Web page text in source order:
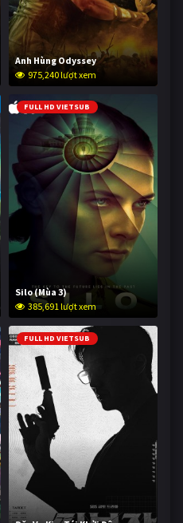
Anh Hùng Odyssey
975,240 lượt xem
FULL HD VIETSUB
Silo (Mùa 3)
385,691 lượt xem
FULL HD VIETSUB